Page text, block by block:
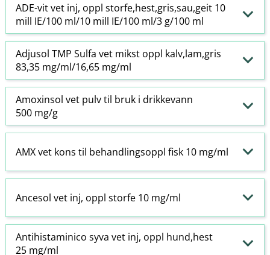
ADE-vit vet inj, oppl storfe,hest,gris,sau,geit 10
mill IE/100 ml/10 mill IE/100 ml/3 g/100 ml
Adjusol TMP Sulfa vet mikst oppl kalv,lam,gris
83,35 mg/ml/16,65 mg/ml
Amoxinsol vet pulv til bruk i drikkevann
500 mg/g
AMX vet kons til behandlingsoppl fisk 10 mg/ml
Ancesol vet inj, oppl storfe 10 mg/ml
Antihistaminico syva vet inj, oppl hund,hest
25 mg/ml